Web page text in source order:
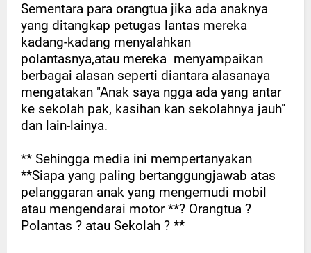
Sementara para orangtua jika ada anaknya
yang ditangkap petugas lantas mereka
kadang-kadang menyalahkan
polantasnya,atau mereka menyampaikan
berbagai alasan seperti diantara alasanaya
mengatakan "Anak saya ngga ada yang antar
ke sekolah pak, kasihan kan sekolahnya jauh"
dan lain-lainya.
** Sehingga media ini mempertanyakan
**Siapa yang paling bertanggungjawab atas
pelanggaran anak yang mengemudi mobil
atau mengendarai motor **? Orangtua ?
Polantas ? atau Sekolah ? **